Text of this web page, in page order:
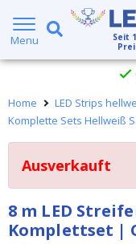
Menu Seit
Home LED Strips
Komplette Sets Hellweiß
Ausverkauft
8 m LED
Komplettset |